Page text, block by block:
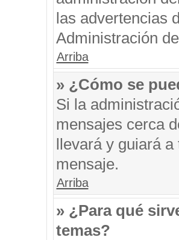
las advertencias
Administración
Arriba
» ¿Cómo se
Si la
mensajes cerca
llevará y guiará
mensaje.
Arriba
» ¿Para qué
temas?